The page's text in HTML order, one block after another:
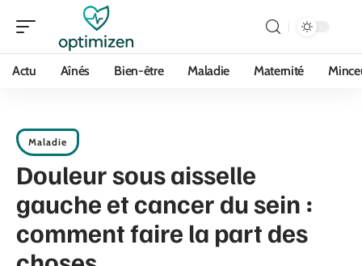
Actu Aînés Bien-être Maladie Maternité
Maladie
Douleur sous aisselle
gauche et cancer du sein :
comment faire la part des